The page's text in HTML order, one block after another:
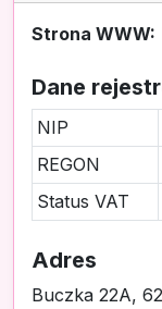
Strona WWW:
Dane
NIP
REGON
Status VAT
Adres
Buczka 22A,